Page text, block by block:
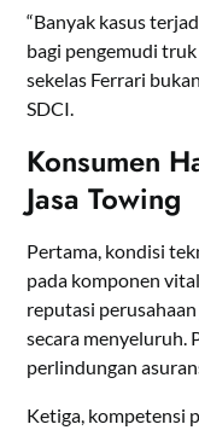
“Banyak kasus
bagi pengemudi
sekelas Ferrari
SDCI.
Konsumen
Jasa Towing
Pertama, kondisi
pada komponen
reputasi
secara menyeluruh.
perlindungan
Ketiga, kompetensi